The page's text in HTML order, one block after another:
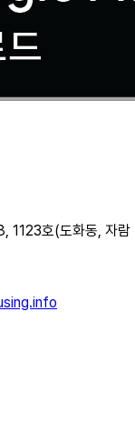
1123호(도화동, 자람